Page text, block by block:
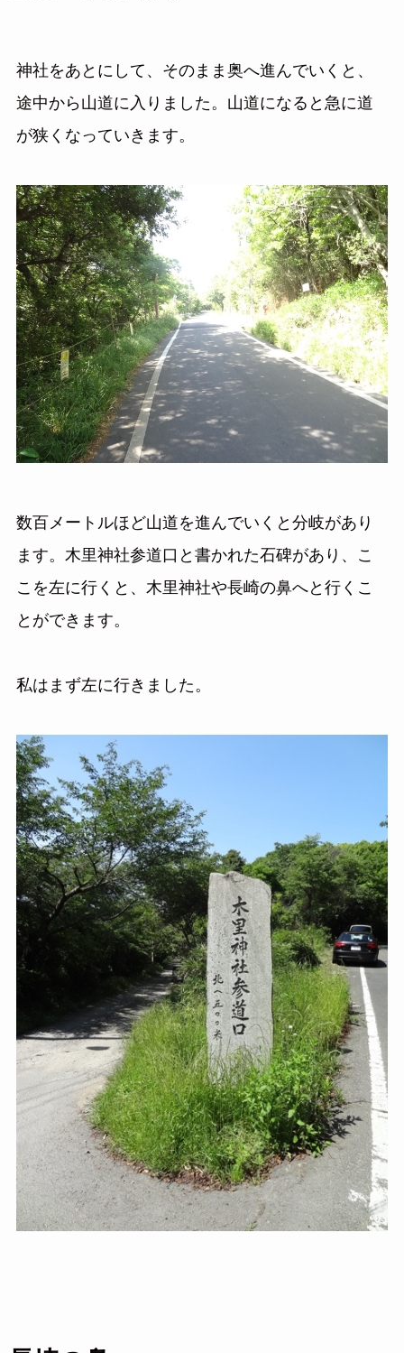
神社をあとにして、そのまま奥へ進んでいくと、
途中から山道に入りました。山道になると急に道
が狭くなっていきます。
数百メートルほど山道を進んでいくと分岐があり
ます。木里神社参道口と書かれた石碑があり、こ
こを左に行くと、木里神社や長崎の鼻へと行くこ
とができます。
私はまず左に行きました。